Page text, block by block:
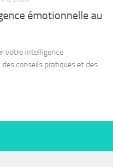
émotionnelle au
votre intelligence
conseils pratiques et des